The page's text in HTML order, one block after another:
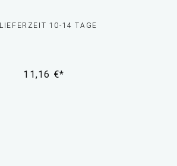
LIEFERZEIT 10-14 TAGE
11,16 €*